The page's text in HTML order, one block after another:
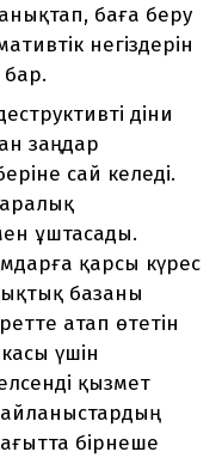
баға беру
негіздерін
бар.
діни
заңдар
сай келеді.
ұштасады.
қарсы күрес
базаны
атап өтетін
үшін
қызмет
бірнеше